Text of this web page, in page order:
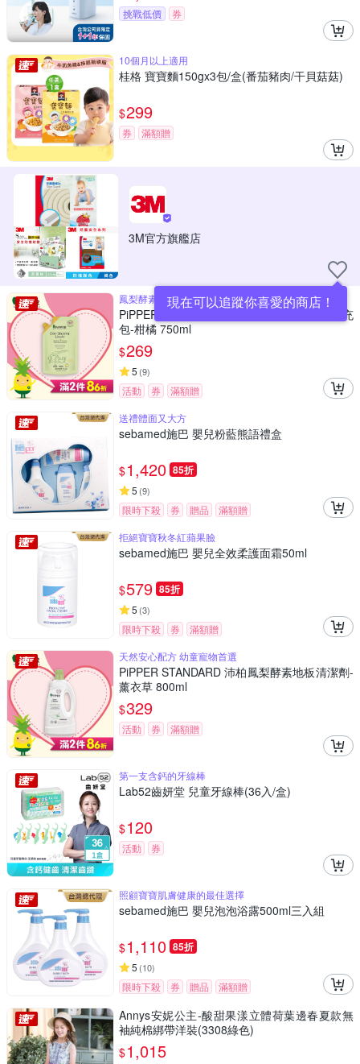
挑戰低價 券
10個月以上適用
桂格 寶寶麵150gx3包/盒(番茄豬肉/干貝菇菇)
$299
券 滿額贈
3M官方旗艦店
現在可以追蹤你喜愛的商店！
鳳梨酵素有效潔淨碗盤 不殘留毒素
PiPPER STANDARD 沛柏鳳梨酵素洗碗精補充
包-柑橘 750ml
$269
5 (9)
活動 券
滿額贈
送禮體面又大方
sebamed施巴 嬰兒粉藍熊語禮盒
$1,420 85折
5 (9)
限時下殺 券 贈品
滿額贈
拒絕寶寶秋冬紅蘋果臉
sebamed施巴 嬰兒全效柔護面霜50ml
$579 85折
5 (3)
限時下殺 券
滿額贈
天然安心配方 幼童寵物首選
PiPPER STANDARD 沛柏鳳梨酵素地板清潔劑-
薰衣草 800ml
$329
活動 券 滿額贈
第一支含鈣的牙線棒
Lab52齒妍堂 兒童牙線棒(36入/盒)
$120
活動 券
照顧寶寶肌膚健康的最佳選擇
sebamed施巴 嬰兒泡泡浴露500ml三入組
$1,110 85折
5 (10)
限時下殺 券 贈品 滿額贈
Annys安妮公主-酸甜果漾立體荷葉邊春夏款無
袖純棉綁帶洋裝(3308綠色)
$1,015